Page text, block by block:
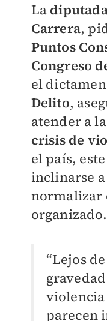
La d
Carrera,
Puntos
Congreso
el
Delito,
atender a
crisis de
el país,
inclinarse
normalizar
organizado.
“Lejos
parecen